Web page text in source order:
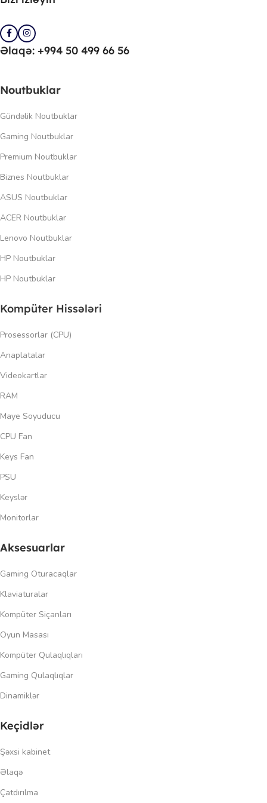
Əlaqə: +994 50 499 66 56
Noutbuklar
Gündəlik Noutbuklar
Gaming Noutbuklar
Premium Noutbuklar
Biznes Noutbuklar
ASUS Noutbuklar
ACER Noutbuklar
Lenovo Noutbuklar
HP Noutbuklar
HP Noutbuklar
Kompüter Hissələri
Prosessorlar (CPU)
Anaplatalar
Videokartlar
RAM
Maye Soyuducu
CPU Fan
Keys Fan
PSU
Keyslər
Monitorlar
Aksesuarlar
Gaming Oturacaqlar
Klaviaturalar
Kompüter Siçanları
Oyun Masası
Kompüter Qulaqlıqları
Gaming Qulaqlıqlar
Dinamiklər
Keçidlər
Şəxsi kabinet
Əlaqə
Çatdırılma